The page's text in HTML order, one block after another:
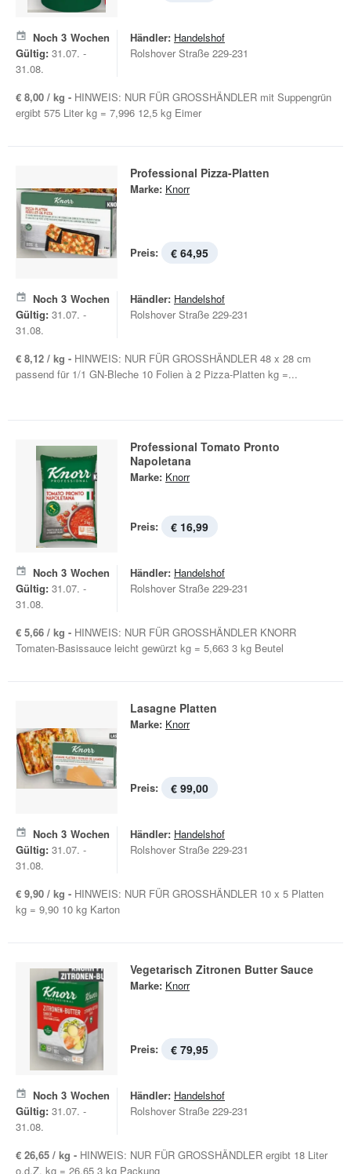
Noch 3 Wochen
Gültig: 31.07. -
31.08.
Händler: Handelshof
Rolshover Straße 229-231
€ 8,00 / kg - HINWEIS: NUR FÜR GROSSHÄNDLER mit Suppengrün
ergibt 575 Liter kg = 7,996 12,5 kg Eimer
Professional Pizza-Platten
Marke: Knorr
Preis: € 64,95
Noch 3 Wochen
Gültig: 31.07. -
31.08.
Händler: Handelshof
Rolshover Straße 229-231
€ 8,12 / kg - HINWEIS: NUR FÜR GROSSHÄNDLER 48 x 28 cm
passend für 1/1 GN-Bleche 10 Folien à 2 Pizza-Platten kg =...
Professional Tomato Pronto
Napoletana
Marke: Knorr
Preis: € 16,99
Noch 3 Wochen
Gültig: 31.07. -
31.08.
Händler: Handelshof
Rolshover Straße 229-231
€ 5,66 / kg - HINWEIS: NUR FÜR GROSSHÄNDLER KNORR
Tomaten-Basissauce leicht gewürzt kg = 5,663 3 kg Beutel
Lasagne Platten
Marke: Knorr
Preis: € 99,00
Noch 3 Wochen
Gültig: 31.07. -
31.08.
Händler: Handelshof
Rolshover Straße 229-231
€ 9,90 / kg - HINWEIS: NUR FÜR GROSSHÄNDLER 10 x 5 Platten
kg = 9,90 10 kg Karton
Vegetarisch Zitronen Butter Sauce
Marke: Knorr
Preis: € 79,95
Noch 3 Wochen
Gültig: 31.07. -
31.08.
Händler: Handelshof
Rolshover Straße 229-231
€ 26,65 / kg - HINWEIS: NUR FÜR GROSSHÄNDLER ergibt 18 Liter
o.d.Z. kg = 26,65 3 kg Packung